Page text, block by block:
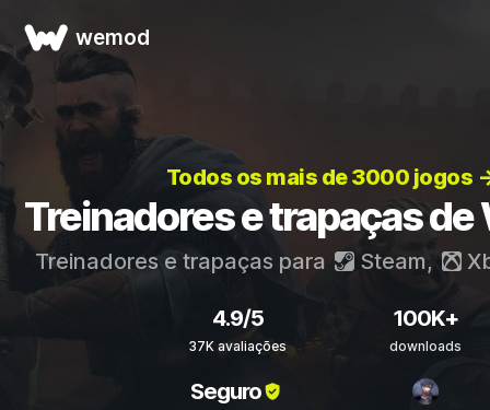
wemod
Todos os mais de 3000 jogos
Treinadores e trapaças de
Treinadores e trapaças para Steam,
4.9/5
37K avaliações
100K+
downloads
Seguro